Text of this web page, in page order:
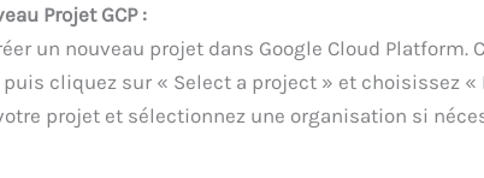
Projet GCP :
un nouveau projet dans Google Cloud Platform.
puis cliquez sur « Select a project » et choisissez «
projet et sélectionnez une organisation si